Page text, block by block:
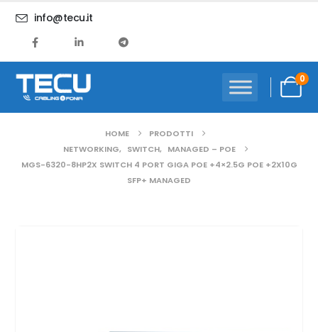
info@tecu.it
0
HOME
PRODOTTI
NETWORKING, SWITCH, MANAGED – POE
MGS-6320-8HP2X SWITCH 4 PORT GIGA POE +4×2.5G POE +2X10G
SFP+ MANAGED